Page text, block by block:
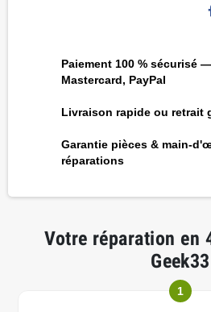
Paiement 100 % sécurisé
Mastercard, PayPal
Livraison rapide ou retrait
Garantie pièces & main-
réparations
Votre réparation en
Geek33
1